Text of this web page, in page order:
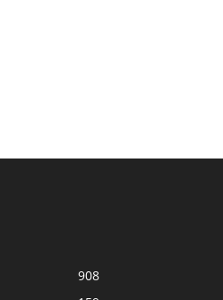
908